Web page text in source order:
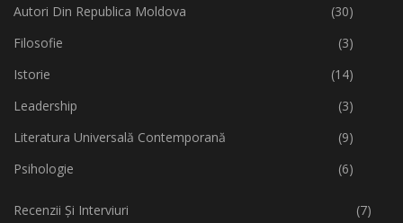
Autori Din Republica Moldova
(30)
Filosofie
(3)
Istorie
(14)
Leadership
(3)
Literatura Universală Contemporană
(9)
Psihologie
(6)
Recenzii Și Interviuri
(7)